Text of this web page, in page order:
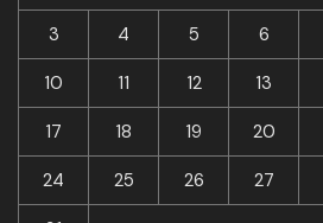
3 4 5 6
10 11 12 13
17 18 19 20
24 25 26 27